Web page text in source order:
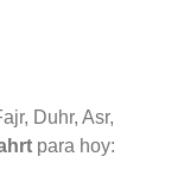
Duhr, Asr,
para hoy: